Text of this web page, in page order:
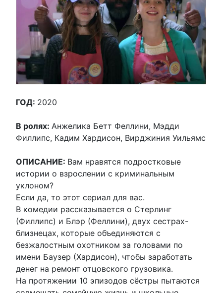
ГОД: 2020
В ролях: Анжелика Бетт Феллини, Мэдди
Филлипс, Кадим Хардисон, Вирджиния Уильямс
ОПИСАНИЕ: Вам нравятся подростковые
истории о взрослении с криминальным
уклоном?
Если да, то этот сериал для вас.
В комедии рассказывается о Стерлинг
(Филлипс) и Блэр (Феллини), двух сестрах-
близнецах, которые объединяются с
безжалостным охотником за головами по
имени Баузер (Хардисон), чтобы заработать
денег на ремонт отцовского грузовика.
На протяжении 10 эпизодов сёстры пытаются